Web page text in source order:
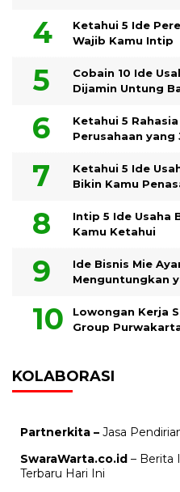
Ketahui 5 Ide
Wajib Kamu Intip
Cobain 10 Ide
Dijamin Untung
Ketahui 5
Perusahaan
Ketahui 5 Ide
Bikin Kamu
Intip 5 Ide Usaha
Kamu Ketahui
Ide Bisnis Mie
Menguntungkan
Lowongan Kerja
Group
KOLABORASI
Partnerkita – Jasa
SwaraWarta.co.id – Berita
Terbaru Hari Ini